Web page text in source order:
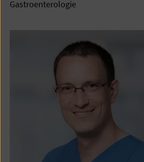
Gastroenterologie